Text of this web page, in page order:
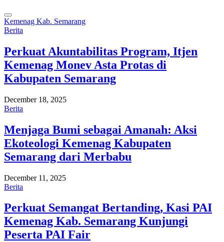
Kemenag Kab. Semarang
Berita
Perkuat Akuntabilitas Program, Itjen
Kemenag Monev Asta Protas di
Kabupaten Semarang
December 18, 2025
Berita
Menjaga Bumi sebagai Amanah: Aksi
Ekoteologi Kemenag Kabupaten
Semarang dari Merbabu
December 11, 2025
Berita
Perkuat Semangat Bertanding, Kasi PAI
Kemenag Kab. Semarang Kunjungi
Peserta PAI Fair